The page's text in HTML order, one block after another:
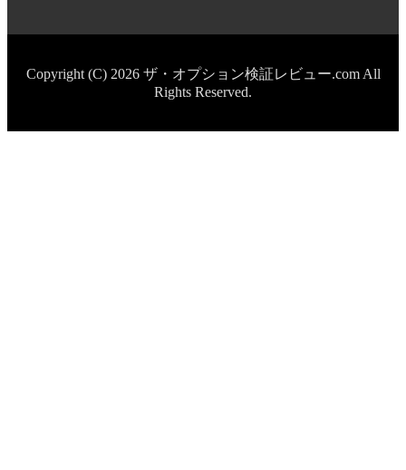
Copyright (C) 2026 ザ・オプション検証レビュー.com All
Rights Reserved.